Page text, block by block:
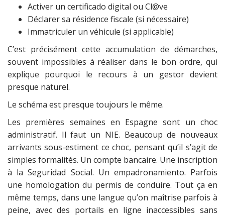
Activer un certificado digital ou Cl@ve
Déclarer sa résidence fiscale (si nécessaire)
Immatriculer un véhicule (si applicable)
C’est précisément cette accumulation de démarches,
souvent impossibles à réaliser dans le bon ordre, qui
explique pourquoi le recours à un gestor devient
presque naturel.
Le schéma est presque toujours le même.
Les premières semaines en Espagne sont un choc
administratif. Il faut un NIE. Beaucoup de nouveaux
arrivants sous-estiment ce choc, pensant qu’il s’agit de
simples formalités. Un compte bancaire. Une inscription
à la Seguridad Social. Un empadronamiento. Parfois
une homologation du permis de conduire. Tout ça en
même temps, dans une langue qu’on maîtrise parfois à
peine, avec des portails en ligne inaccessibles sans